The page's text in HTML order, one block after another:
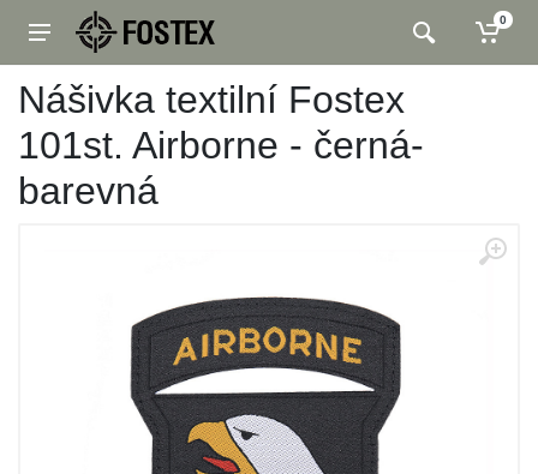
0
Nášivka textilní Fostex
101st. Airborne - černá-
barevná